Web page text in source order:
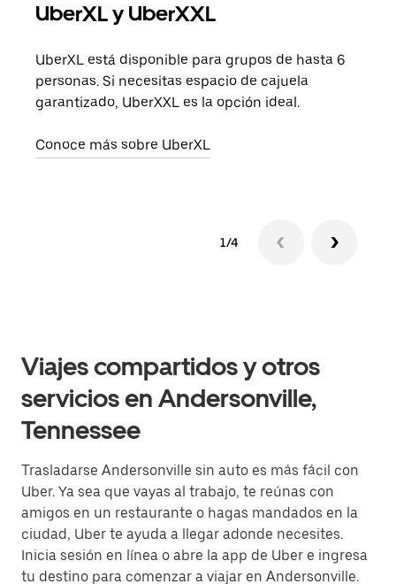
UberXL y UberXXL
UberXL está disponible para grupos de hasta 6
personas. Si necesitas espacio de cajuela
garantizado, UberXXL es la opción ideal.
Conoce más sobre UberXL
1/4
Viajes compartidos y otros
servicios en Andersonville,
Tennessee
Trasladarse Andersonville sin auto es más fácil con
Uber. Ya sea que vayas al trabajo, te reúnas con
amigos en un restaurante o hagas mandados en la
ciudad, Uber te ayuda a llegar adonde necesites.
Inicia sesión en línea o abre la app de Uber e ingresa
tu destino para comenzar a viajar en Andersonville.